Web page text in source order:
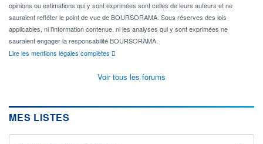
opinions ou estimations qui y sont exprimées sont celles de leurs auteurs et ne
sauraient refléter le point de vue de BOURSORAMA. Sous réserves des lois
applicables, ni l'information contenue, ni les analyses qui y sont exprimées ne
sauraient engager la responsabilité BOURSORAMA.
Lire les mentions légales complètes
Voir tous les forums
MES LISTES